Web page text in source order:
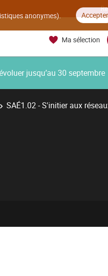
anonymes). Accepter
Ma sélection
jusqu’au 30 septembre
SAÉ1.02 - S'initier aux